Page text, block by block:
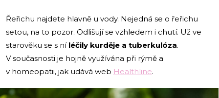
Řeřichu najdete hlavně u vody. Nejedná se o řeřichu
setou, na to pozor. Odlišují se vzhledem i chutí. Už ve
starověku se s ní léčily kurděje a tuberkulóza.
V současnosti je hojně využívána při rýmě a
v homeopatii, jak udává web Healthline.